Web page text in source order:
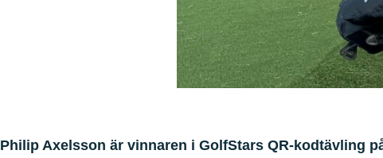
Philip Axelsson är vinnaren i GolfStars QR-kodtävling